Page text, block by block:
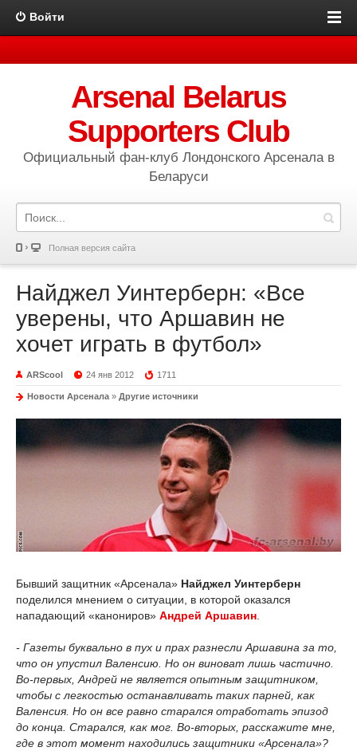
Войти
Arsenal Belarus
Supporters Club
Официальный фан-клуб Лондонского Арсенала в
Беларуси
Полная версия сайта
Найджел Уинтерберн: «Все
уверены, что Аршавин не
хочет играть в футбол»
ARScool 24 янв 2012 1711
Новости Арсенала » Другие источники
Бывший защитник «Арсенала» Найджел Уинтерберн
поделился мнением о ситуации, в которой оказался
нападающий «канониров» Андрей Аршавин.
- Газеты буквально в пух и прах разнесли Аршавина за то,
что он упустил Валенсию. Но он виноват лишь частично.
Во-первых, Андрей не является опытным защитником,
чтобы с легкостью останавливать таких парней, как
Валенсия. Но он все равно старался отработать эпизод
до конца. Старался, как мог. Во-вторых, расскажите мне,
где в этот момент находились защитники «Арсенала»?